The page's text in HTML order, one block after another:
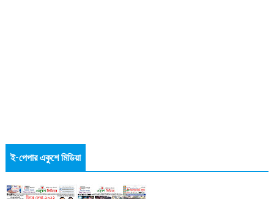
ই-পেপার একুশে মিডিয়া